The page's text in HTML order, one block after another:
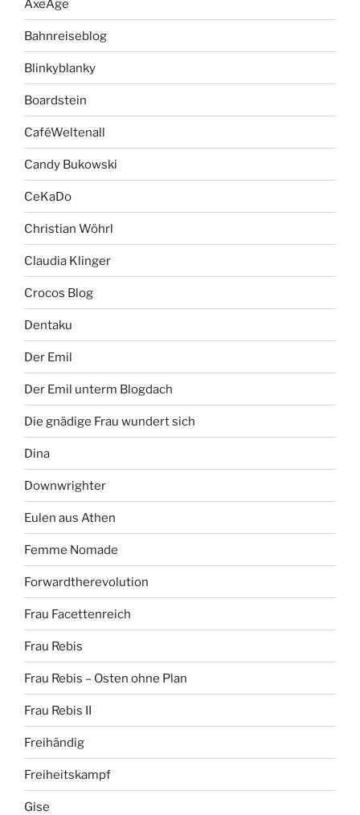
AxeAge
Bahnreiseblog
Blinkyblanky
Boardstein
CaféWeltenall
Candy Bukowski
CeKaDo
Christian Wöhrl
Claudia Klinger
Crocos Blog
Dentaku
Der Emil
Der Emil unterm Blogdach
Die gnädige Frau wundert sich
Dina
Downwrighter
Eulen aus Athen
Femme Nomade
Forwardtherevolution
Frau Facettenreich
Frau Rebis
Frau Rebis – Osten ohne Plan
Frau Rebis II
Freihändig
Freiheitskampf
Gise